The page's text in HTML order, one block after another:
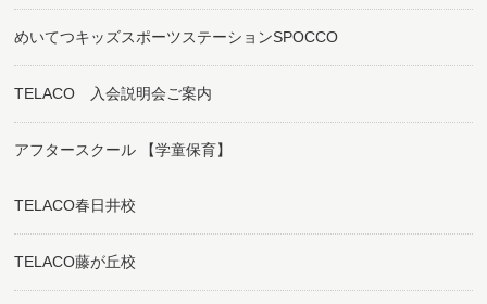
めいてつキッズスポーツステーションSPOCCO
TELACO 入会説明会ご案内
アフタースクール 【学童保育】
TELACO春日井校
TELACO藤が丘校